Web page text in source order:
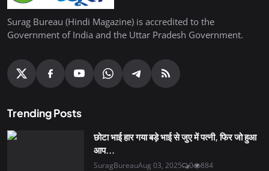
Surag Bureau (Hindi Magazine) is accredited to the
Government of India and the Uttar Pradesh Government.
Trending Posts
छोटा भाई हार गया बड़े भाई से जुए में पत्नी, फिर जो हुआ
आप...
SuragBureauAug 03, 2025 0 884